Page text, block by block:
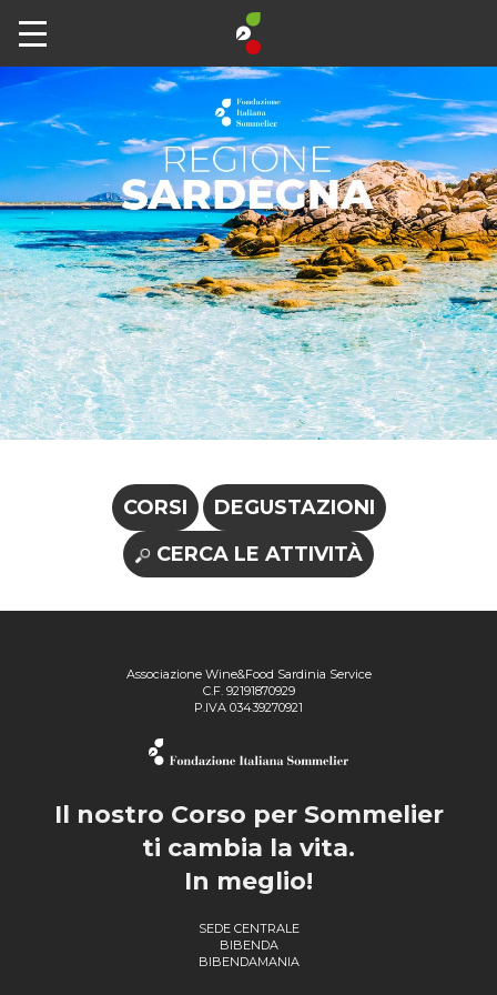
CORSI
DEGUSTAZIONI
CERCA LE ATTIVITÀ
Associazione Wine&Food Sardinia Service
C.F. 92191870929
P.IVA 03439270921
Il nostro Corso per Sommelier
ti cambia la vita.
In meglio!
SEDE CENTRALE
BIBENDA
BIBENDAMANIA